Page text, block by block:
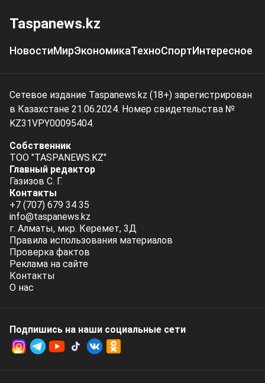
Taspanews.kz
НовостиМирЭкономикаТехноСпортИнтересное
Сетевое издание Taspanews.kz (18+) зарегистрирован
в Казахстане 21.06.2024. Номер свидетельства №
KZ31VPY00095404.
Собственник
ТОО "TASPANEWS.KZ"
Главный редактор
Газизов С. Г.
Контакты
+7 (707) 679 34 35
info@taspanews.kz
г. Алматы, мкр. Керемет, 3Д
Правила использования материалов
Проверка фактов
Реклама на сайте
Контакты
О нас
Подпишись на наши социальные cети